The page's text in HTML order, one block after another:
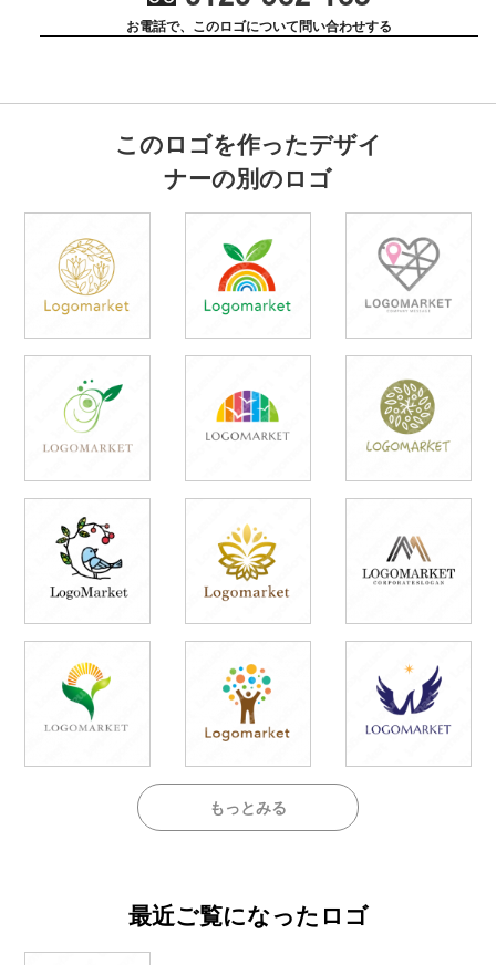
お電話で、このロゴについて問い合わせする
このロゴを作ったデザイ
ナーの別のロゴ
もっとみる
最近ご覧になったロゴ